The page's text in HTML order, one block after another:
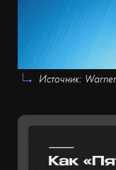
Источник: